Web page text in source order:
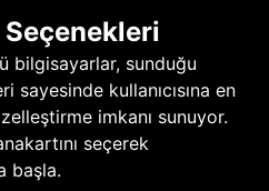
bilgisayarlar, sunduğu
kullanıcısına en
imkanı sunuyor.
seçerek
başla.